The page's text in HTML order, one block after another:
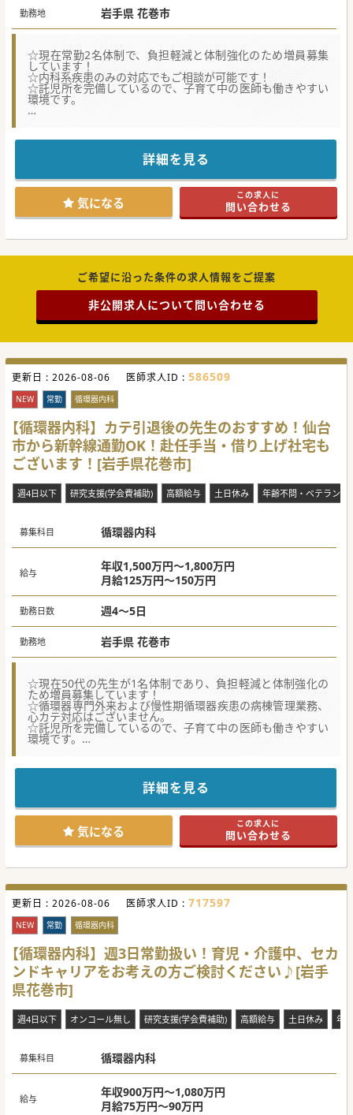
勤務地 岩手県 花巻市
☆現在常勤2名体制で、負担軽減と体制強化のため増員募集
しています！
☆内科系疾患のみの対応でもご相談が可能です！
☆託児所を完備しているので、子育て中の医師も働きやすい
環境です。
ます。
2020年3月には新築移転したばかりのため新しい病院でご勤
スキー場・温泉も近く、週末は色々なレジャーを楽しめるエ
リアです。
遠方から先生をお迎えするための各種手当、福利厚生制度が
非常に充実していますので
全国からのお問い合わせをお待ちしております！
#秋入職可
詳細を見る
気になる この求人に
問い合わせる
ご希望に沿った条件の求人情報をご提案
非公開求人について問い合わせる
更新日 : 2026-08-06 医師求人ID : 586509
NEW 常勤 循環器内科
【循環器内科】カテ引退後の先生のおすすめ！仙台
市から新幹線通勤OK！赴任手当・借り上げ社宅も
ございます！[岩手県花巻市]
週4日以下 研究支援(学会費補助) 高額給与 土日休み 年齢不問・ベテラン歓
募集科目 循環器内科
給与
年収1,500万円～1,800万円
月給125万円～150万円
勤務日数 週4～5日
勤務地 岩手県 花巻市
☆現在50代の先生が1名体制であり、負担軽減と体制強化の
ため増員募集しています！
☆循環器専門外来および慢性期循環器疾患の病棟管理業務、
心カテ対応はございません。
☆託児所を完備しているので、子育て中の医師も働きやすい
環境です。
■医師一人一人に個室が完備され、プライバシーに配慮され
た快適な執務環境が整っています。
■派閥がなく、風通しの良い職場で、年齢や経験に関わらず
意見を出し合える雰囲気があります。
■託児所が完備されており、子育て中の医師も安心して勤務
できる環境が整えられています。
【具体的な業務内容】
ことで、幅広い経験を積むことができます。
■週4～5日勤務で、土日祝日は休みとなっており、計画的に
休暇を取得することが可能です。
■60歳以上の医師は当直が免除されるなど、年齢に配慮した
勤務体制が整えられています。
【募集背景】
■地域の中核病院として、より高度な循環器医療を提供する
ため、専門医の増員を図っています。
■経営再建中ではありますが、市からの財政支援を受け、安
定した医療提供体制の構築を目指しています。
■新しい病院での診療体制を強化するため、意欲的な循環器
内科医師の参画を求めています。
【やりがい】
■リハビリテーション部門との連携を強化し、急性期から回
復期までの一貫した治療に携わることができます。
く醍醐味を味わうことができます。
詳細を見る
気になる この求人に
問い合わせる
更新日 : 2026-08-06 医師求人ID : 717597
NEW 常勤 循環器内科
【循環器内科】週3日常勤扱い！育児・介護中、セカ
ンドキャリアをお考えの方ご検討ください♪[岩手
県花巻市]
週4日以下 オンコール無し 研究支援(学会費補助) 高額給与 土日休み 年
募集科目 循環器内科
給与
年収900万円～1,080万円
月給75万円～90万円